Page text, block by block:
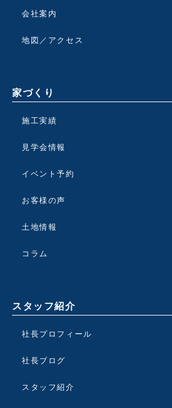
会社案内
地図／アクセス
家づくり
施工実績
見学会情報
イベント予約
お客様の声
土地情報
コラム
スタッフ紹介
社長プロフィール
社長ブログ
スタッフ紹介